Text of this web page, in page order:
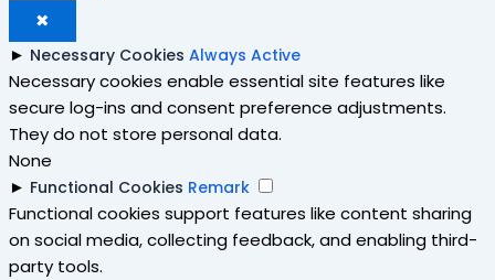
✖
► Necessary Cookies Always Active
Necessary cookies enable essential site features like
secure log-ins and consent preference adjustments.
They do not store personal data.
None
► Functional Cookies Remark
Functional cookies support features like content sharing
on social media, collecting feedback, and enabling third-
party tools.